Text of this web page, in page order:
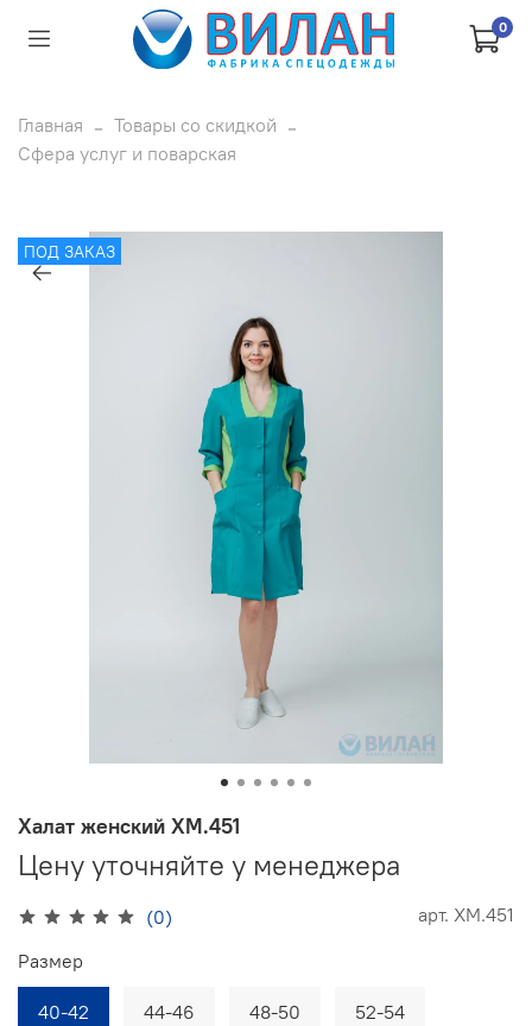
0
Главная
Товары со скидкой
Сфера услуг и поварская
ПОД ЗАКАЗ
(0) арт. ХМ.451
Халат женский ХМ.451
Цену уточняйте у менеджера
Размер
40-42 44-46 48-50 52-54